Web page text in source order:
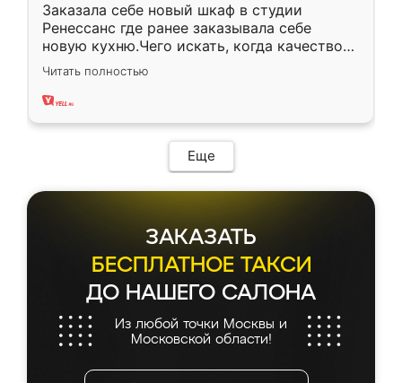
Заказала себе новый шкаф в студии
Ренессанс где ранее заказывала себе
новую кухню.Чего искать, когда качеством
вполне довольна. Служит кухня уже почти
два года, нареканий нет.
Читать полностью
Еще
ЗАКАЗАТЬ
БЕСПЛАТНОЕ ТАКСИ
ДО НАШЕГО САЛОНА
Из любой точки Москвы и
Московской области!